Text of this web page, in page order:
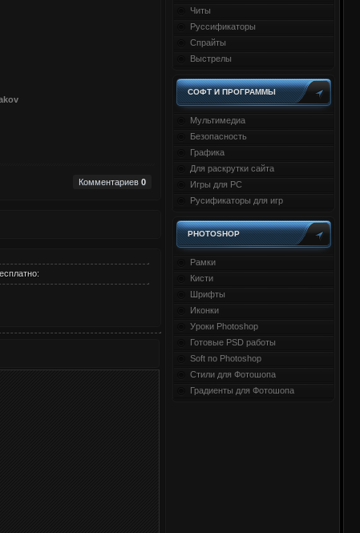
Читы
Руссификаторы
Спрайты
Выстрелы
СОФТ И ПРОГРАММЫ
Мультимедиа
Безопасность
Графика
Для раскрутки сайта
Игры для PC
Русификаторы для игр
PHOTOSHOP
Рамки
Кисти
Шрифты
Иконки
Уроки Photoshop
Готовые PSD работы
Soft по Photoshop
Стили для Фотошопа
Градиенты для Фотошопа
Комментариев 0